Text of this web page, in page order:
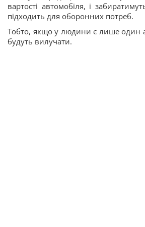
вартості автомобіля, і
підходить для оборонних потреб.
Тобто, якщо у людини є лише один
будуть вилучати.